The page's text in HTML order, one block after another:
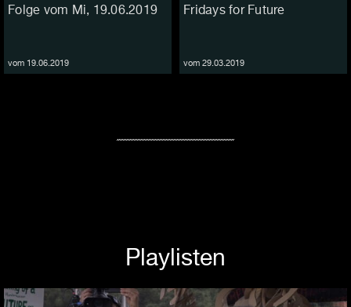
Folge vom Mi, 19.06.2019
vom 19.06.2019
Fridays for Future
vom 29.03.2019
Playlisten